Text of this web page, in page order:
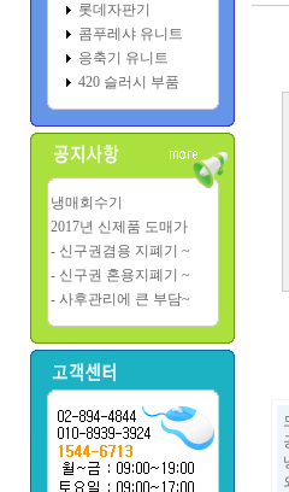
롯데자판기
콤푸레샤 유니트
응축기 유니트
420 슬러시 부품
냉매회수기
2017년 신제품 도매가
- 신구권겸용 지폐기 ~
- 신구권 혼용지폐기 ~
- 사후관리에 큰 부담~